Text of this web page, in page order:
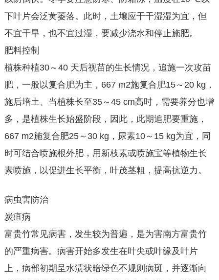
下叶片会泛黄萎落。此时，土壤应干干湿湿为宜，但
不宜干旱，也不宜过湿，要减少浇水和停止施肥。
肥料控制
植株种植30～40 天后视苗的生长情况，追施一次攻苗
肥，一般以复合肥为主，667 m2施复合肥15～20 kg，
施后培土、当植株长至35～45 cm高时，需要养分也增
多，是植株生长始盛阶段，因此，此期追肥要重施，
667 m2施复合肥25～30 kg，尿素10～15 kg为宜，同
时可结合喷施根外肥，用新枝素或喷施宝等植物生长
素喷施，以促进生长平衡，叶茂茎粗，提高抗逆力。
病虫害防治
炭疽病
富贵竹常见病害，发生较为普遍，是为害南方富贵竹
的严重病害。病害开始多发生在叶尖或叶缘及叶片
上，病部初期呈水渍状暗绿色不规则病斑，并逐渐向